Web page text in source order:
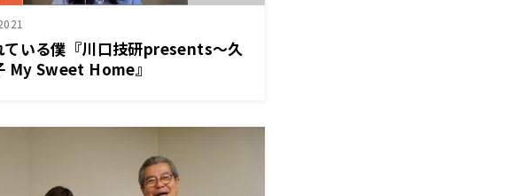
ている僕『川口技研presents～久
My Sweet Home』